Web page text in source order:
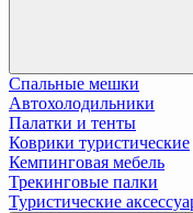
Спальные мешки
Автохолодильники
Палатки и тенты
Коврики туристические
Кемпинговая мебель
Трекинговые палки
Туристические